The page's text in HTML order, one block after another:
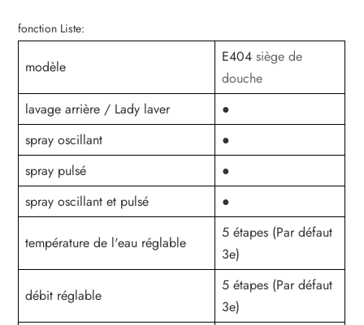
fonction Liste:
modèle
E404siège de
douche
lavage arrière / Lady laver
●
spray oscillant
●
spray pulsé
●
spray oscillant et pulsé
●
température de l'eau réglable
5 étapes (Par défaut
3e)
débit réglable
5 étapes (Par défaut
3e)